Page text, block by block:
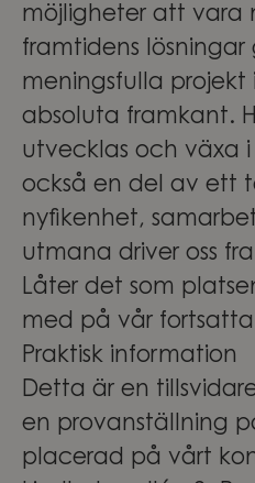
möjligheter att vara
framtidens lösningar
meningsfulla projekt
absoluta framkant.
utvecklas och växa i
också en del av ett
nyfikenhet,
utmana driver oss
Låter det som
med på vår fortsatta
Praktisk information
Detta är en
en provanställning
placerad på vårt